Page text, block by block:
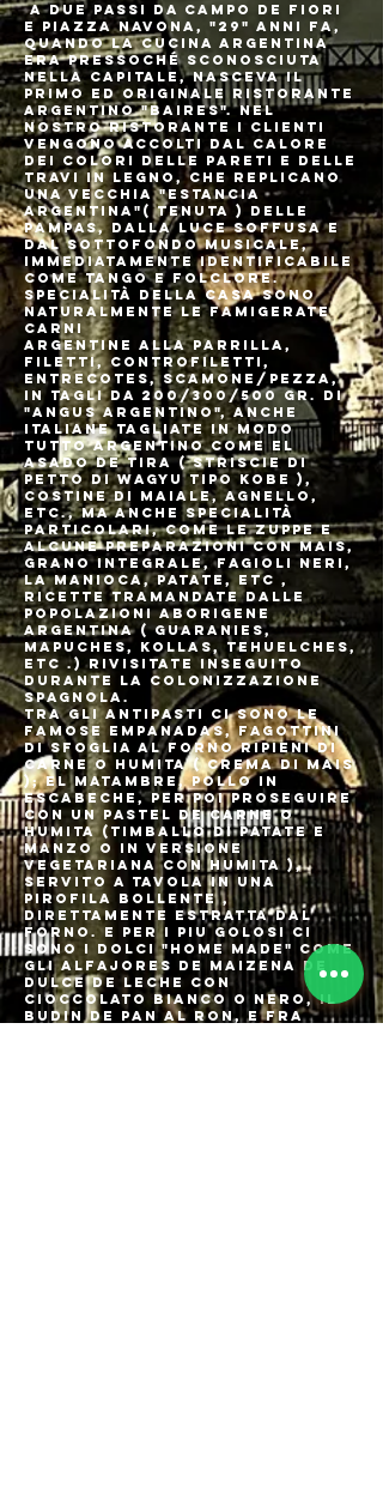
a due passi da Campo de Fiori
e Piazza Navona, "29" anni fa,
quando la cucina argentina
era pressoché sconosciuta
nella Capitale, nasceva il
primo ed originale ristorante
argentino "baires". nel
nostro ristorante i clienti
vengono accolti dal calore
dei colori delle pareti e delle
travi in legno, che replicano
una vecchia "Estancia
Argentina"( Tenuta ) delle
Pampas, dalla luce soffusa e
dal sottofondo musicale,
immediatamente identificabile
come Tango e folclore.
Specialità della casa sono
naturalmente le famigerate
carni
Argentine alla Parrilla,
Filetti, Controfiletti,
Entrecotes, Scamone/Pezza,
in tagli da 200/300/500 gr. di
"Angus Argentino", anche
italiane tagliate in modo
tutto argentino come El
Asado de Tira ( Striscie di
Petto di Wagyu Tipo Kobe ),
costine di maiale, agnello,
etc., ma anche specialità
particolari, come le zuppe e
alcune preparazioni con mais,
grano integrale, fagioli neri,
la manioca, patate, etc ,
ricette tramandate dalle
popolazioni Aborigene
Argentina ( Guaranies,
Mapuches, Kollas, Tehuelches,
etc .) rivisitate inseguito
durante la colonizzazione
spagnola.
Tra gli antipasti ci sono le
famose Empanadas, fagottini
di sfoglia al forno ripieni di
Carne o Humita ( crema di mais
); el Matambre, Pollo in
Escabeche, per poi proseguire
con un Pastel de Carne o
Humita (Timballo di patate e
manzo o in versione
vegetariana con humita ),
servito a tavola in una
pirofila bollente ,
direttamente estratta dal
forno. E per i piu golosi ci
sono i dolci "Home Made" come
gli Alfajores De Maizena de
Dulce de Leche con
cioccolato bianco o nero, il
Budin de Pan al Ron, e fra